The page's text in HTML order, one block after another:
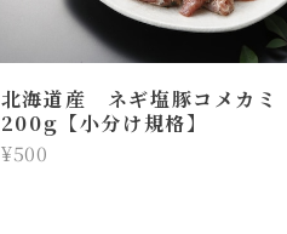
北海道産 ネギ塩豚コメカミ
200g【小分け規格】
¥500